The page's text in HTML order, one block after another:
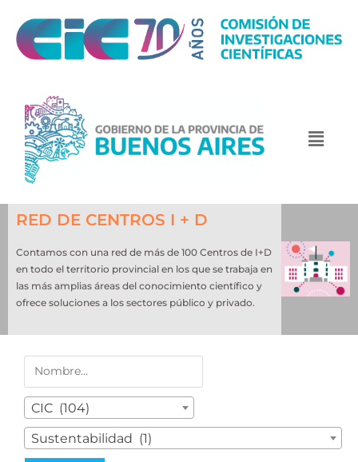
RED DE CENTROS I + D
Contamos con una red de más de 100 Centros de I+D
en todo el territorio provincial en los que se trabaja en
las más amplias áreas del conocimiento científico y
ofrece soluciones a los sectores público y privado.
CIC (104)
Sustentabilidad (1)